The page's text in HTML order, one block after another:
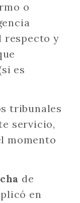
o
respecto y
es
tribunales
servicio,
momento
de
en